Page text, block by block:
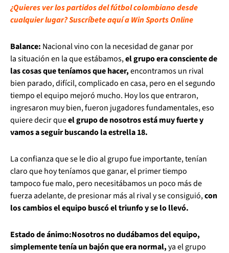
¿Quieres ver los partidos del fútbol colombiano desde
cualquier lugar? Suscríbete aquí a Win Sports Online
Balance: Nacional vino con la necesidad de ganar por
la situación en la que estábamos,el grupo era consciente de
las cosas que teníamos que hacer,encontramos un rival
bien parado, difícil, complicado en casa, pero en el segundo
tiempo el equipo mejoró mucho. Hoy los que entraron,
ingresaron muy bien, fueron jugadores fundamentales, eso
quiere decir queel grupo de nosotros está muy fuerte y
vamos a seguir buscando la estrella 18.
La confianza que se le dio al grupo fue importante, tenían
claro que hoy teníamos que ganar, el primer tiempo
tampoco fue malo, pero necesitábamos un poco más de
fuerza adelante, de presionar más al rival y se consiguió,con
los cambios el equipo buscó el triunfo y se lo llevó.
Estado de ánimo:Nosotros no dudábamos del equipo,
simplemente tenía un bajón que era normal,ya el grupo